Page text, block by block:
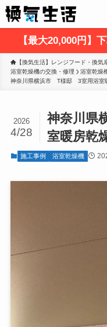
【最大20,000円】
【換気生活】レンジフード・換気
浴室乾燥機の交換・修理
浴室乾燥
神奈川県横浜市　T様邸　3室用浴室
神奈川
室暖房乾
2026
4/28
施工事例 浴室乾燥機